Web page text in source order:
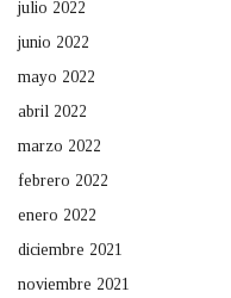
julio 2022
junio 2022
mayo 2022
abril 2022
marzo 2022
febrero 2022
enero 2022
diciembre 2021
noviembre 2021